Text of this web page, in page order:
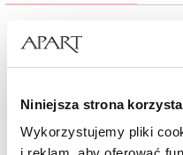
Niniejsza strona
Wykorzystujemy pliki